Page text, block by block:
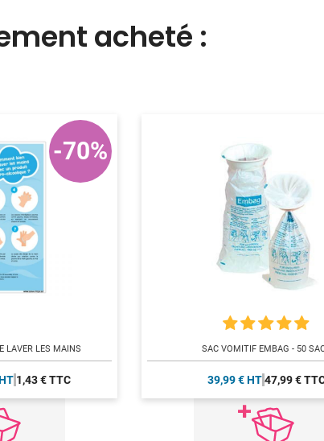
acheté :
LAVER LES MAINS
1,43 € TTC
-70%
SAC VOMITIF EMBAG - 50
39,99 € HT 47,99 €